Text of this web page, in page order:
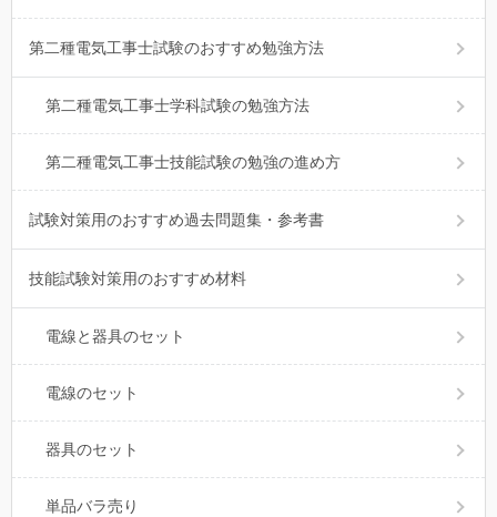
第二種電気工事士試験のおすすめ勉強方法
第二種電気工事士学科試験の勉強方法
第二種電気工事士技能試験の勉強の進め方
試験対策用のおすすめ過去問題集・参考書
技能試験対策用のおすすめ材料
電線と器具のセット
電線のセット
器具のセット
単品バラ売り